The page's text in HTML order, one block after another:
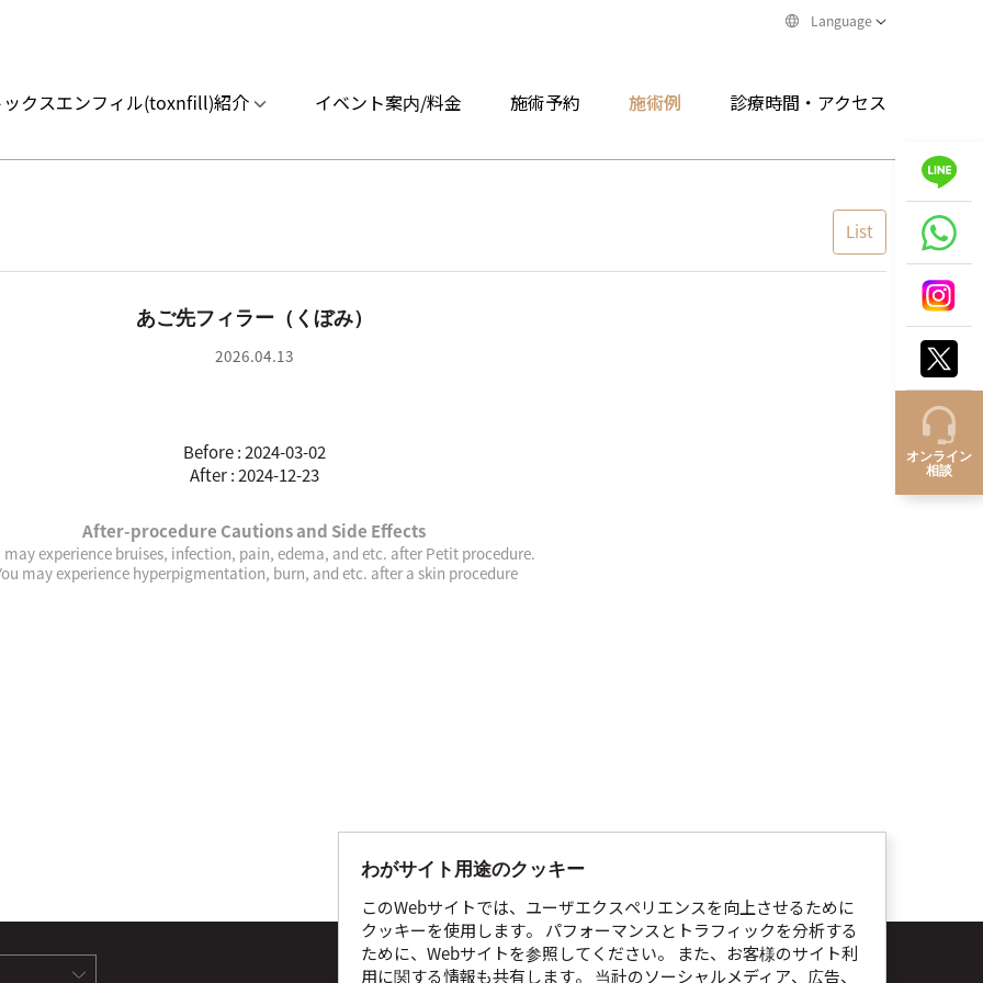
Language
ックスエンフィル(toxnfill)紹介 イベント案内/料金 施術予約 施術例 診療時間・アクセス
List
あご先フィラー（くぼみ）
2026.04.13
Before : 2024-03-02
After : 2024-12-23
After-procedure Cautions and Side Effects
may experience bruises, infection, pain, edema, and etc. after Petit procedure.
may experience hyperpigmentation, burn, and etc. after a skin procedure
サイト利用規約 個人情報処理指針 Cookie通知
オンライン
相談
わがサイト用途のクッキー
このWebサイトでは、ユーザエクスペリエンスを向上させるために
クッキーを使用します。 パフォーマンスとトラフィックを分析する
ために、Webサイトを参照してください。 また、お客様のサイト利
用に関する情報も共有します。 当社のソーシャルメディア、広告、